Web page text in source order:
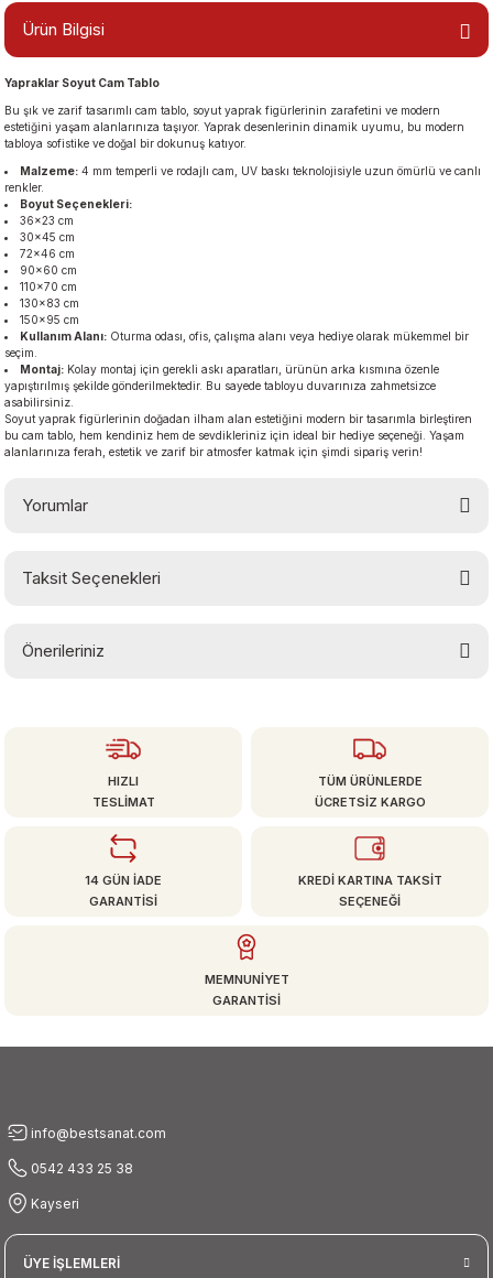
Manzaraları
Ürün Bilgisi
Yapraklar Soyut Cam Tablo
Bu şık ve zarif tasarımlı cam tablo, soyut yaprak figürlerinin zarafetini ve modern
estetiğini yaşam alanlarınıza taşıyor. Yaprak desenlerinin dinamik uyumu, bu modern
tabloya sofistike ve doğal bir dokunuş katıyor.
Malzeme: 4 mm temperli ve rodajlı cam, UV baskı teknolojisiyle uzun ömürlü ve canlı
renkler.
Boyut Seçenekleri:
36×23 cm
30×45 cm
72×46 cm
90×60 cm
110×70 cm
130×83 cm
150×95 cm
Kullanım Alanı: Oturma odası, ofis, çalışma alanı veya hediye olarak mükemmel bir
seçim.
Montaj: Kolay montaj için gerekli askı aparatları, ürünün arka kısmına özenle
yapıştırılmış şekilde gönderilmektedir. Bu sayede tabloyu duvarınıza zahmetsizce
asabilirsiniz.
Soyut yaprak figürlerinin doğadan ilham alan estetiğini modern bir tasarımla birleştiren
bu cam tablo, hem kendiniz hem de sevdikleriniz için ideal bir hediye seçeneği. Yaşam
alanlarınıza ferah, estetik ve zarif bir atmosfer katmak için şimdi sipariş verin!
Yorumlar
Taksit Seçenekleri
Önerileriniz
Ürün açıklamasında eksik bilgiler bulunuyor.
Ürün bilgilerinde hatalar bulunuyor.
Bu ürüne benzer farklı alternatifler olmalı.
HIZLI
TESLİMAT
TÜM ÜRÜNLERDE
ÜCRETSİZ KARGO
14 GÜN İADE
GARANTİSİ
KREDİ KARTINA TAKSİT
SEÇENEĞİ
MEMNUNİYET
GARANTİSİ
info@bestsanat.com
0542 433 25 38
Kayseri
ÜYE İŞLEMLERİ